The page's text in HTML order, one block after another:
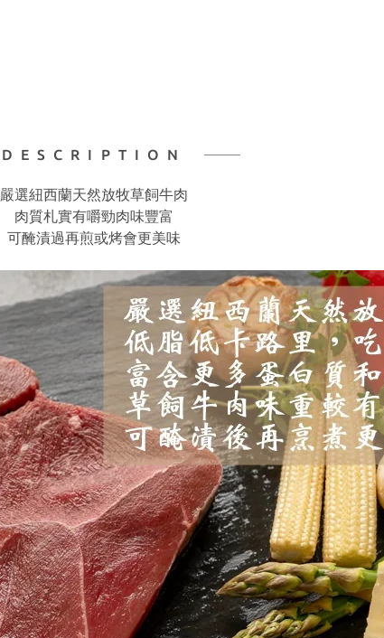
DESCRIPTION
嚴選紐西蘭天然放牧草飼牛肉
肉質札實有嚼勁肉味豐富
可醃漬過再煎或烤會更美味